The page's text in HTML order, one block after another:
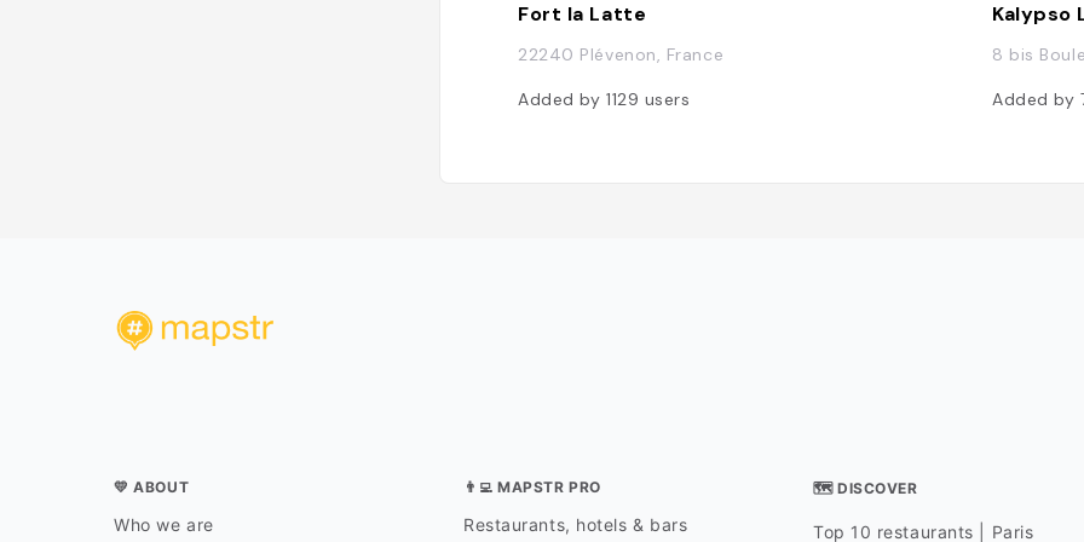
Fort la Latte
22240 Plévenon, France
Added by 1129 users
Kalypso
8 bis
Added by
💛 ABOUT
Who we are
👨‍💻 MAPSTR PRO
Restaurants, hotels & bars
🗺 DISCOVER
Top 10 restaurants | Paris